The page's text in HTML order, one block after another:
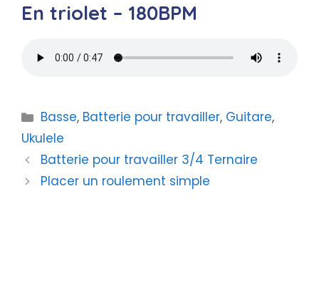
En triolet – 180BPM
Catégories
Basse, Batterie pour travailler, Guitare,
Ukulele
Batterie pour travailler 3/4 Ternaire
Placer un roulement simple